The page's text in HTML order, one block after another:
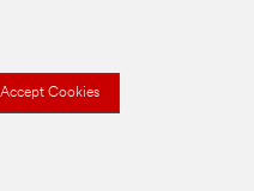
Accept Cookies